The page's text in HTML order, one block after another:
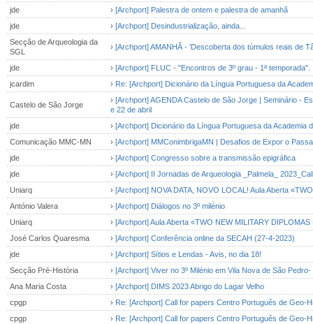
jde
› [Archport] Palestra de ontem e palestra de amanhã
jde
› [Archport] Desindustrialização, ainda...
Secção de Arqueologia da
SGL
› [Archport] AMANHÂ - 'Descoberta dos túmulos reais de
jde › [Archport] FLUC - "Encontros de 3º grau - 1ª temporada".
jcardim
› Re: [Archport] Dicionário da Língua Portuguesa da
Castelo de São Jorge
› [Archport] AGENDA Castelo de São Jorge | Seminário -
e 22 de abril
jde
› [Archport] Dicionário da Língua Portuguesa da Academia
Comunicação MMC-MN
› [Archport] MMConimbrigaMN | Desafios de Expor o
jde
› [Archport] Congresso sobre a transmissão epigráfica
jde
› [Archport] II Jornadas de Arqueologia _Palmela_
Uniarq
› [Archport] NOVA DATA, NOVO LOCAL! Aula Aberta
António Valera
› [Archport] Diálogos no 3º milénio
Uniarq
› [Archport] Aula Aberta «TWO NEW MILITARY
José Carlos Quaresma
› [Archport] Conferência online da SECAH (27-4-2023)
jde
› [Archport] Sítios e Lendas - Avis, no dia 18!
Secção Pré-História
› [Archport] Viver no 3º Milénio em Vila Nova de São
Ana Maria Costa
› [Archport] DIMS 2023 Abrigo do Lagar Velho
cpgp
› Re: [Archport] Call for papers Centro Português de Geo-
cpgp
› Re: [Archport] Call for papers Centro Português de Geo-